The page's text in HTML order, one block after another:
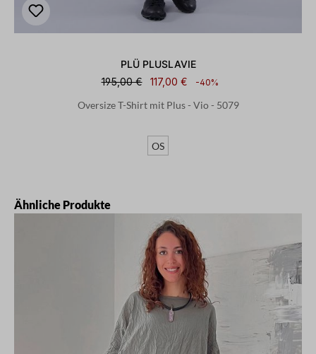
PLÜ PLUSLAVIE
195,00 €
117,00 € -40%
Oversize T-Shirt mit Plus - Vio - 5079
OS
Produktgalerie überspringen
Ähnliche Produkte